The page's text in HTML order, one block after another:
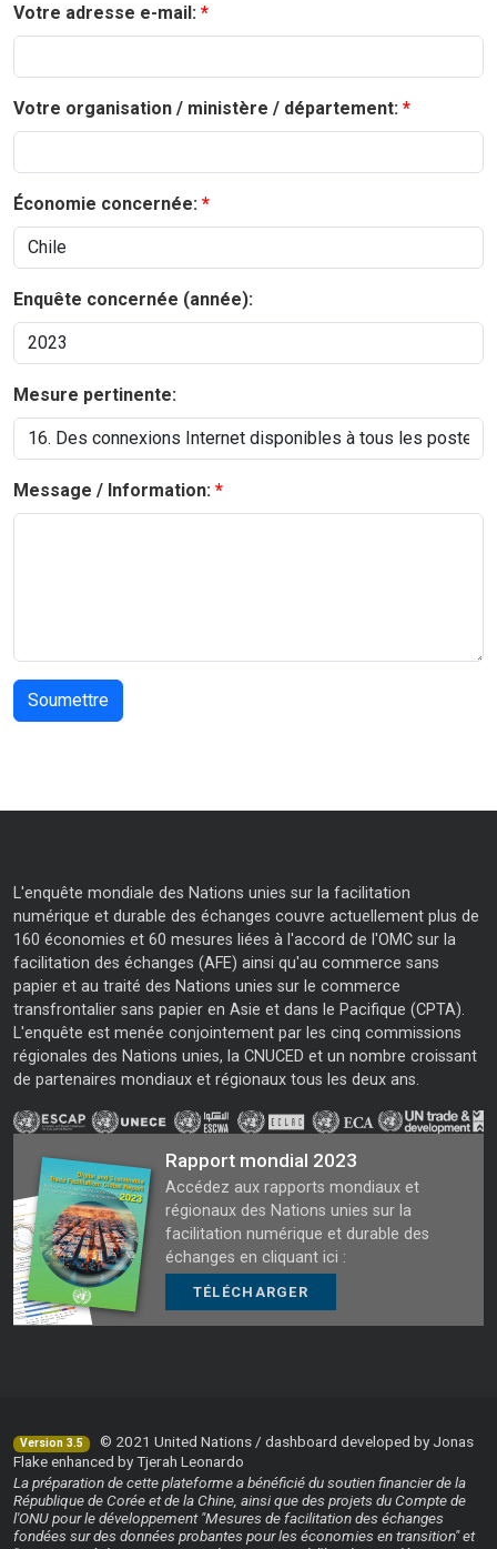
Votre adresse e-mail:
Votre organisation / ministère / département:
Économie concernée:
Enquête concernée (année):
Mesure pertinente:
Message / Information:
L'enquête mondiale des Nations unies sur la facilitation
numérique et durable des échanges couvre actuellement plus de
160 économies et 60 mesures liées à l'accord de l'OMC sur la
facilitation des échanges (AFE) ainsi qu'au commerce sans
papier et au traité des Nations unies sur le commerce
transfrontalier sans papier en Asie et dans le Pacifique (CPTA).
L'enquête est menée conjointement par les cinq commissions
régionales des Nations unies, la CNUCED et un nombre croissant
de partenaires mondiaux et régionaux tous les deux ans.
Rapport mondial 2023
Accédez aux rapports mondiaux et
régionaux des Nations unies sur la
facilitation numérique et durable des
échanges en cliquant ici :
TÉLÉCHARGER
Version 3.5
© 2021 United Nations / dashboard developed by Jonas
Flake enhanced by Tjerah Leonardo
La préparation de cette plateforme a bénéficié du soutien financier de la
République de Corée et de la Chine, ainsi que des projets du Compte de
l'ONU pour le développement "Mesures de facilitation des échanges
fondées sur des données probantes pour les économies en transition" et